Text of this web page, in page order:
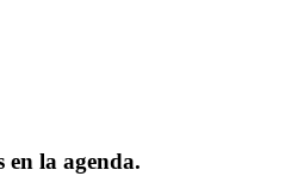
en la agenda.